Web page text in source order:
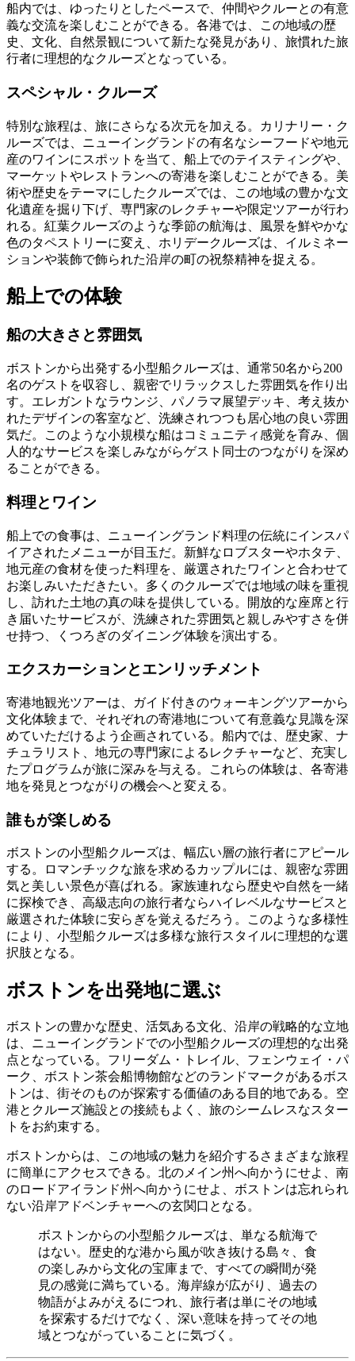
船内では、ゆったりとしたペースで、仲間やクルーとの有意
義な交流を楽しむことができる。各港では、この地域の歴
史、文化、自然景観について新たな発見があり、旅慣れた旅
行者に理想的なクルーズとなっている。
スペシャル・クルーズ
特別な旅程は、旅にさらなる次元を加える。カリナリー・ク
ルーズでは、ニューイングランドの有名なシーフードや地元
産のワインにスポットを当て、船上でのテイスティングや、
マーケットやレストランへの寄港を楽しむことができる。美
術や歴史をテーマにしたクルーズでは、この地域の豊かな文
化遺産を掘り下げ、専門家のレクチャーや限定ツアーが行わ
れる。紅葉クルーズのような季節の航海は、風景を鮮やかな
色のタペストリーに変え、ホリデークルーズは、イルミネー
ションや装飾で飾られた沿岸の町の祝祭精神を捉える。
船上での体験
船の大きさと雰囲気
ボストンから出発する小型船クルーズは、通常50名から200
名のゲストを収容し、親密でリラックスした雰囲気を作り出
す。エレガントなラウンジ、パノラマ展望デッキ、考え抜か
れたデザインの客室など、洗練されつつも居心地の良い雰囲
気だ。このような小規模な船はコミュニティ感覚を育み、個
人的なサービスを楽しみながらゲスト同士のつながりを深め
ることができる。
料理とワイン
船上での食事は、ニューイングランド料理の伝統にインスパ
イアされたメニューが目玉だ。新鮮なロブスターやホタテ、
地元産の食材を使った料理を、厳選されたワインと合わせて
お楽しみいただきたい。多くのクルーズでは地域の味を重視
し、訪れた土地の真の味を提供している。開放的な座席と行
き届いたサービスが、洗練された雰囲気と親しみやすさを併
せ持つ、くつろぎのダイニング体験を演出する。
エクスカーションとエンリッチメント
寄港地観光ツアーは、ガイド付きのウォーキングツアーから
文化体験まで、それぞれの寄港地について有意義な見識を深
めていただけるよう企画されている。船内では、歴史家、ナ
チュラリスト、地元の専門家によるレクチャーなど、充実し
たプログラムが旅に深みを与える。これらの体験は、各寄港
地を発見とつながりの機会へと変える。
誰もが楽しめる
ボストンの小型船クルーズは、幅広い層の旅行者にアピール
する。ロマンチックな旅を求めるカップルには、親密な雰囲
気と美しい景色が喜ばれる。家族連れなら歴史や自然を一緒
に探検でき、高級志向の旅行者ならハイレベルなサービスと
厳選された体験に安らぎを覚えるだろう。このような多様性
により、小型船クルーズは多様な旅行スタイルに理想的な選
択肢となる。
ボストンを出発地に選ぶ
ボストンの豊かな歴史、活気ある文化、沿岸の戦略的な立地
は、ニューイングランドでの小型船クルーズの理想的な出発
点となっている。フリーダム・トレイル、フェンウェイ・パ
ーク、ボストン茶会船博物館などのランドマークがあるボス
トンは、街そのものが探索する価値のある目的地である。空
港とクルーズ施設との接続もよく、旅のシームレスなスター
トをお約束する。
ボストンからは、この地域の魅力を紹介するさまざまな旅程
に簡単にアクセスできる。北のメイン州へ向かうにせよ、南
のロードアイランド州へ向かうにせよ、ボストンは忘れられ
ない沿岸アドベンチャーへの玄関口となる。
ボストンからの小型船クルーズは、単なる航海で
はない。歴史的な港から風が吹き抜ける島々、食
の楽しみから文化の宝庫まで、すべての瞬間が発
見の感覚に満ちている。海岸線が広がり、過去の
物語がよみがえるにつれ、旅行者は単にその地域
を探索するだけでなく、深い意味を持ってその地
域とつながっていることに気づく。